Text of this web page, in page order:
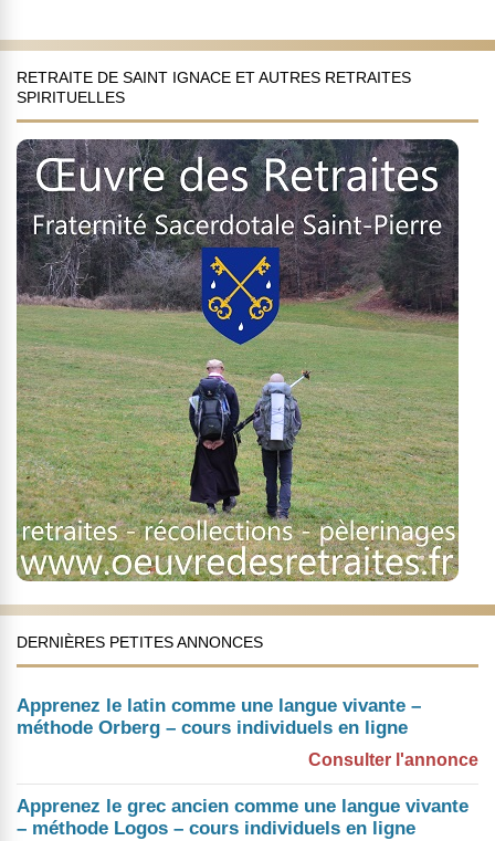
RETRAITE DE SAINT IGNACE ET AUTRES RETRAITES
SPIRITUELLES
DERNIÈRES PETITES ANNONCES
Apprenez le latin comme une langue vivante –
méthode Orberg – cours individuels en ligne
Consulter l'annonce
Apprenez le grec ancien comme une langue vivante
– méthode Logos – cours individuels en ligne